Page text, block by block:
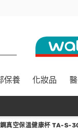
保養 化妝品
真空保溫健康杯 TA-S-